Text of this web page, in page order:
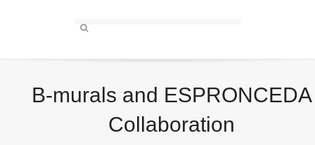
B-murals and ESPRONCEDA
Collaboration